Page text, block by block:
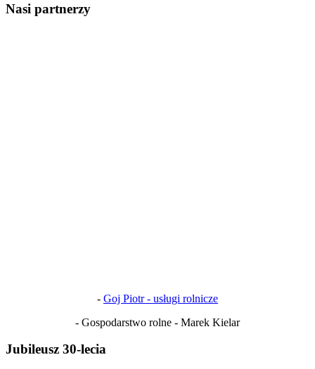
Nasi partnerzy
- Goj Piotr - usługi rolnicze
- Gospodarstwo rolne - Marek Kielar
Jubileusz 30-lecia